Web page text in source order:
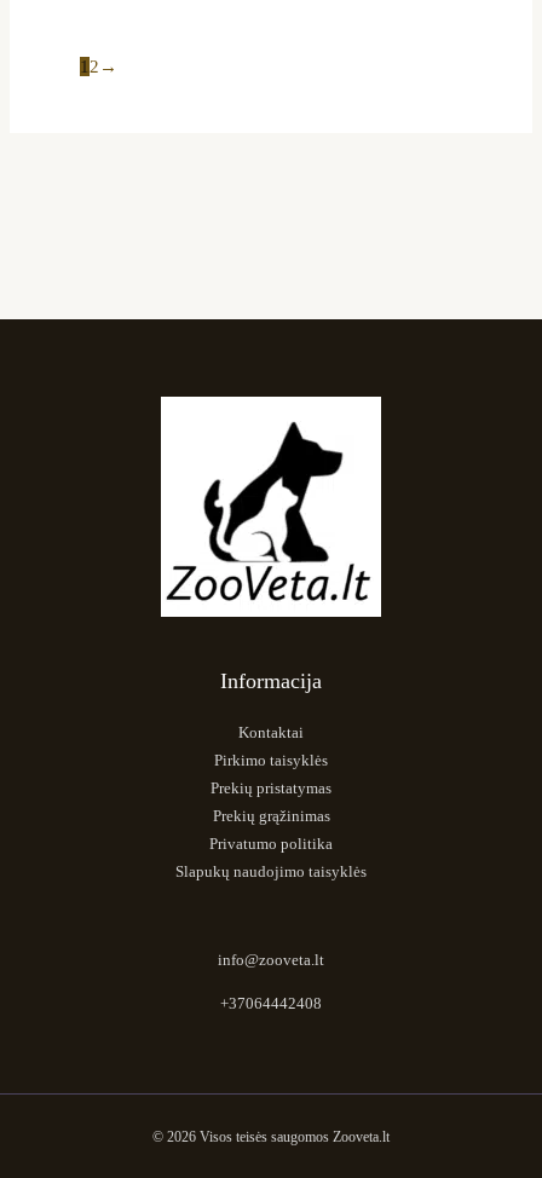
1 2 →
Informacija
Kontaktai
Pirkimo taisyklės
Prekių pristatymas
Prekių grąžinimas
Privatumo politika
Slapukų naudojimo taisyklės
info@zooveta.lt
+37064442408
© 2026 Visos teisės saugomos Zooveta.lt